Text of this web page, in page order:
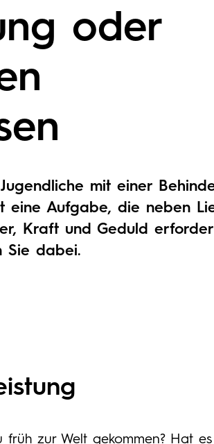
oder
mit einer
eine Aufgabe, die neben
Kraft und Geduld
Sie dabei.
früh zur Welt gekommen? Hat